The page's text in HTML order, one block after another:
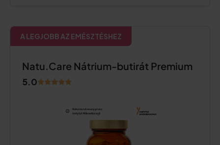
A LEGJOBB AZ EMÉSZTÉSHEZ
Natu.Care Nátrium-butirát Premium
5.0